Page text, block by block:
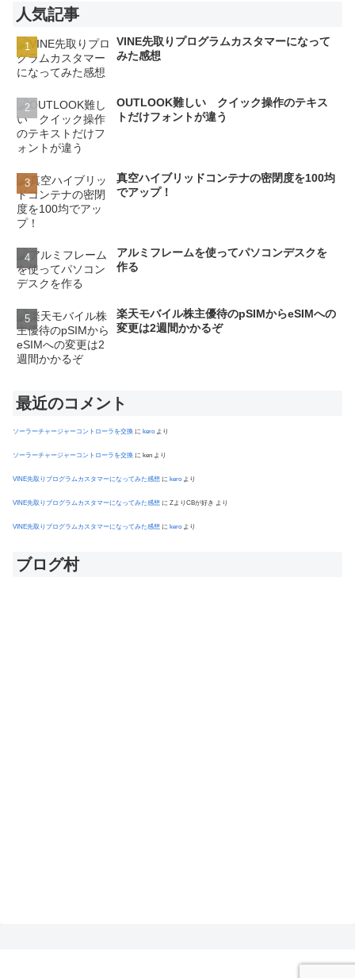
人気記事
VINE先取りプログラムカスタマーになって
みた感想
OUTLOOK難しい クイック操作のテキス
トだけフォントが違う
真空ハイブリッドコンテナの密閉度を100均
でアップ！
アルミフレームを使ってパソコンデスクを
作る
楽天モバイル株主優待のpSIMからeSIMへの
変更は2週間かかるぞ
最近のコメント
ソーラーチャージャーコントローラを交換 に kero より
ソーラーチャージャーコントローラを交換 に ken より
VINE先取りプログラムカスタマーになってみた感想 に kero より
VINE先取りプログラムカスタマーになってみた感想 に ZよりCBが好き より
VINE先取りプログラムカスタマーになってみた感想 に kero より
ブログ村